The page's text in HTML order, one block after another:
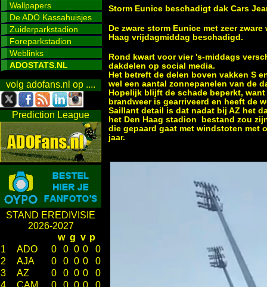
Wallpapers
De ADO Kassahuisjes
Zuiderparkstadion
Foreparkstadion
Weblinks
ADOSTATS.NL
volg adofans.nl op ....
Prediction League
STAND EREDIVISIE
2026-2027
w g v p
1
ADO 0 0 0 0
0
2
AJA 0 0 0 0
0
3
AZ 0 0 0 0
0
Storm Eunice beschadigt dak Cars
De zware storm Eunice met zeer
Haag vrijdagmiddag beschadigd.
Rond kwart voor vier 's-middags
dakdelen op social media.
Het betreft de delen boven vakken S
wel een aantal zonnepanelen van de
Hopelijk blijft de schade beperkt,
brandweer is gearriveerd en heeft de
Saillant detail is dat nadat bij AZ het
het Den Haag stadion bestand zou
die gepaard gaat met windstoten met
jaar.